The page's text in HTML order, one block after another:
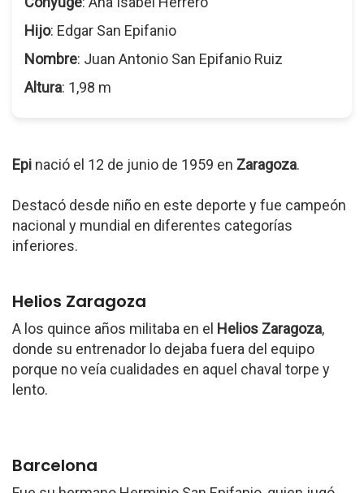
Hijo: Edgar San Epifanio
Nombre: Juan Antonio San Epifanio Ruiz
Altura: 1,98 m
Epi nació el 12 de junio de 1959 en Zaragoza.
Destacó desde niño en este deporte y fue campeón
nacional y mundial en diferentes categorías
inferiores.
Helios Zaragoza
A los quince años militaba en el Helios Zaragoza,
donde su entrenador lo dejaba fuera del equipo
porque no veía cualidades en aquel chaval torpe y
lento.
Barcelona